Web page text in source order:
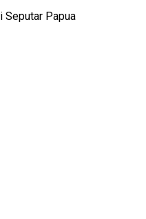
Seputar Papua